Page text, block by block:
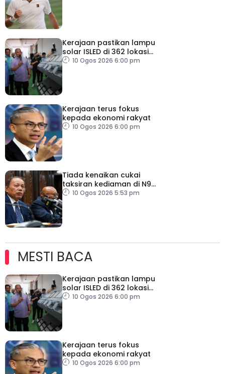
Kerajaan pastikan lampu
solar ISLED di 362 lokasi
berkualiti, selamat
10 Ogos 2026 6:00 pm
Kerajaan terus fokus
kepada ekonomi rakyat
10 Ogos 2026 6:00 pm
Tiada kenaikan cukai
taksiran kediaman di N9
untuk lima tahun
10 Ogos 2026 5:53 pm
MESTI BACA
Kerajaan pastikan lampu
solar ISLED di 362 lokasi
berkualiti, selamat
10 Ogos 2026 6:00 pm
Kerajaan terus fokus
kepada ekonomi rakyat
10 Ogos 2026 6:00 pm